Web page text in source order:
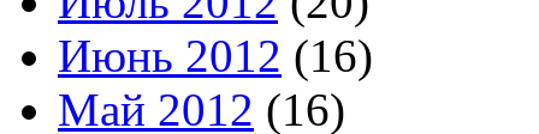
Июнь 2012 (16)
Май 2012 (16)